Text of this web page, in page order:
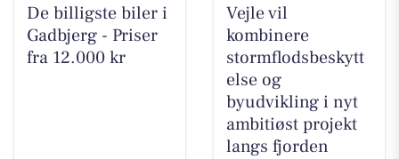
De billigste biler i
Gadbjerg - Priser
fra 12.000 kr
Vejle vil
kombinere
stormflodsbeskytt
else og
byudvikling i nyt
ambitiøst projekt
langs fjorden